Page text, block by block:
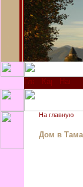
На главную
Дом в